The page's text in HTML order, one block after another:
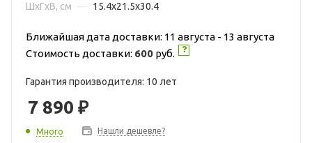
ШxГxВ, см
15.4x21.5x30.4
Ближайшая дата доставки: 11 августа - 13 августа
Стоимость доставки: 600 руб.
Гарантия производителя: 10 лет
7 890 ₽
Много Нашли дешевле?